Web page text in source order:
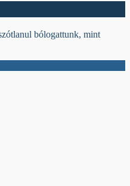
bólogattunk, mint